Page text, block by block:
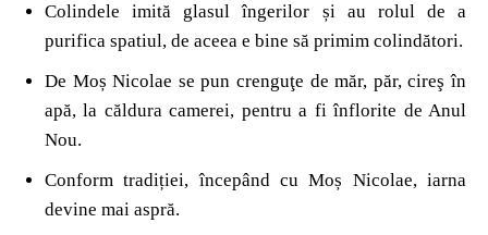
Colindele imită glasul îngerilor și au rolul de a
purifica spatiul, de aceea e bine să primim colindători.
De Moș Nicolae se pun crenguţe de măr, păr, cireş în
apă, la căldura camerei, pentru a fi înflorite de Anul
Nou.
Conform tradiției, începând cu Moș Nicolae, iarna
devine mai aspră.